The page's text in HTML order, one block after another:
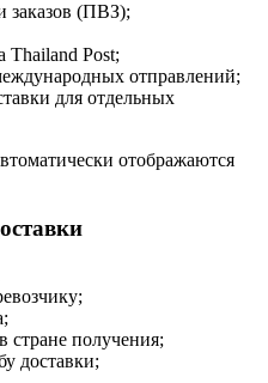
заказов (ПВЗ);
Thailand Post;
отправлений;
для отдельных
отображаются
стране получения;
доставки;